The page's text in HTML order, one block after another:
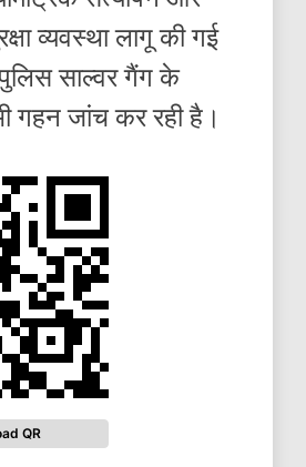
व्यवस्था लागू की गई
साल्वर गैंग के
गहन जांच कर रही है।
QR